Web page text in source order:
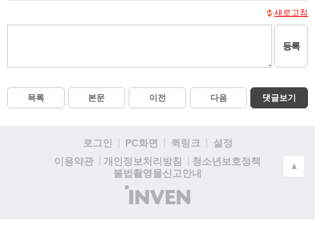
새로고침
등록
목록 본문 이전 다음 댓글보기
로그인 PC화면 퀵링크
설정
이용약관
개인정보처리방침
청소년보호정책
불법촬영물신고안내
(주)
인
▲